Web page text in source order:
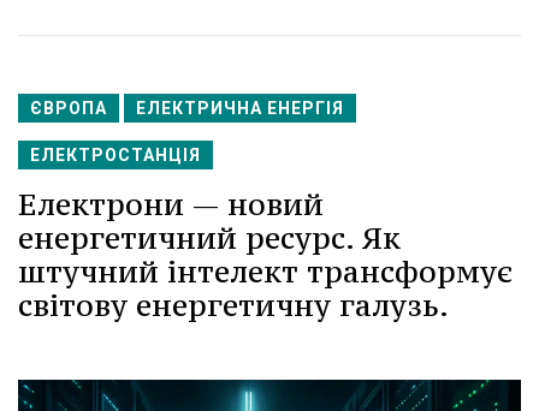
ЄВРОПА ЕЛЕКТРИЧНА ЕНЕРГІЯ
ЕЛЕКТРОСТАНЦІЯ
Електрони — новий
енергетичний ресурс. Як
штучний інтелект трансформує
світову енергетичну галузь.